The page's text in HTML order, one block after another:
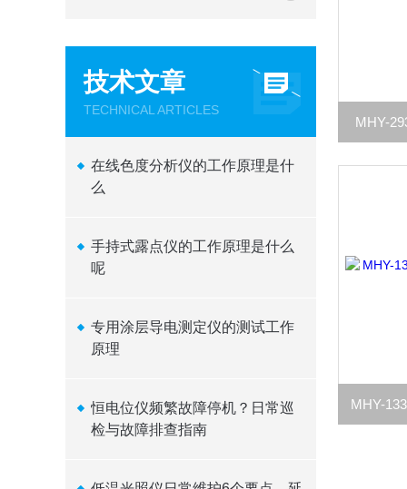
技术文章
TECHNICAL ARTICLES
在线色度分析仪的工作原理是什
么
手持式露点仪的工作原理是什么
呢
专用涂层导电测定仪的测试工作
原理
恒电位仪频繁故障停机？日常巡
检与故障排查指南
MHY-